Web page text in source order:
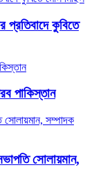
প্রতিবাদে কুবিতে
পাকিস্তান
সোলায়মান,